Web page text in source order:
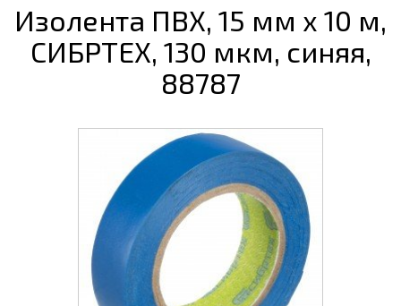
Изолента ПВХ, 15 мм х 10 м,
СИБРТЕХ, 130 мкм, синяя,
88787